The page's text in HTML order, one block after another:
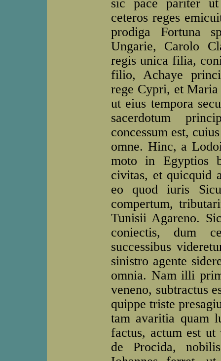
sic pace pariter
ceteros reges
prodiga Fortuna
Ungarie, Carolo
regis unica filia,
filio, Achaye
rege Cypri, et
ut eius tempora
sacerdotum
concessum est,
omne. Hinc, a
moto in Egyptios
civitas, et quicquid
eo quod iuris
compertum,
Tunisii Agareno.
coniectis, dum
successibus
sinistro agente
omnia. Nam illi
veneno, subtractus
quippe triste
tam avaritia quam
factus, actum est
de Procida,